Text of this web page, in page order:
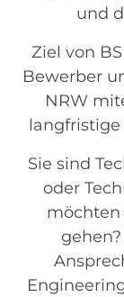
und
Ziel von
Bewerber
NRW
Sie sind
oder
möchten